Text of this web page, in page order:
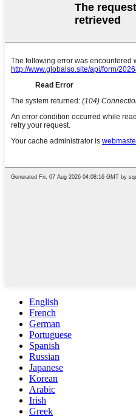
English
French
German
Portuguese
Spanish
Russian
Japanese
Korean
Arabic
Irish
Greek